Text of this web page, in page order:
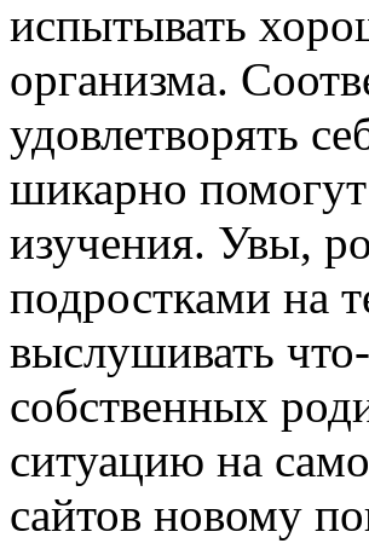
испытывать
организма.
удовлетворять
шикарно
изучения. Увы,
подростками на
выслушивать
собственных
ситуацию на
сайтов новому